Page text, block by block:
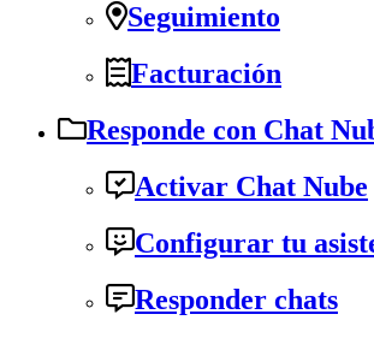
Seguimiento
Facturación
Responde con Chat
Activar Chat Nube
Configurar tu
Responder chats